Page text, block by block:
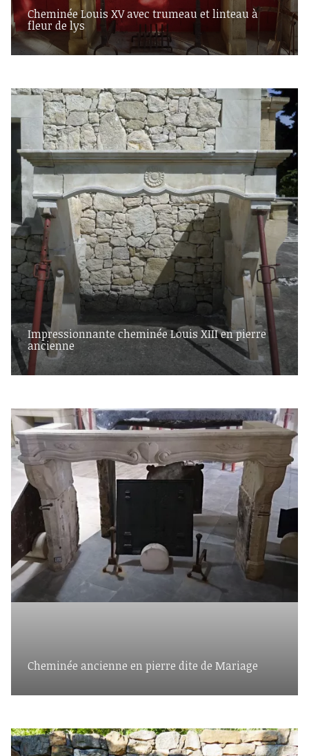
Cheminée Louis XV avec trumeau et linteau à
fleur de lys
Impressionnante cheminée Louis XIII en pierre
ancienne
Cheminée ancienne en pierre dite de Mariage